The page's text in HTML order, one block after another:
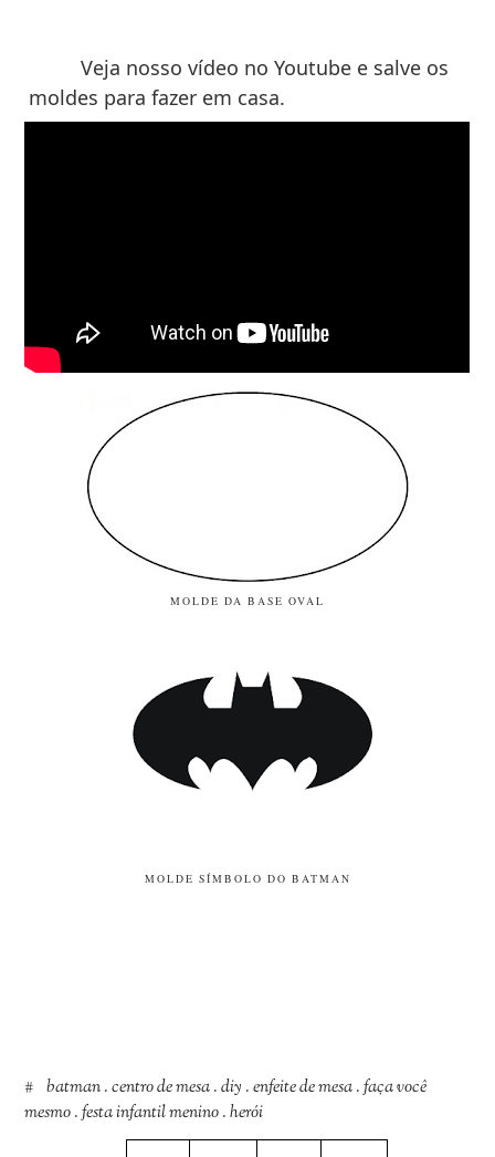
Veja nosso vídeo no Youtube e salve os
moldes para fazer em casa.
MOLDE DA BASE OVAL
MOLDE SÍMBOLO DO BATMAN
batman.centro de mesa.diy .enfeite de mesa.faça você
mesmo.festa infantil menino.herói